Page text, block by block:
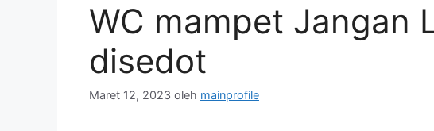
WC mampet Jangan
disedot
Maret 12, 2023 oleh mainprofile